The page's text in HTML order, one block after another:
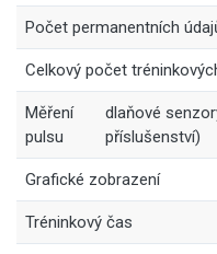
Počet permanentních
Celkový počet
Měření
pulsu
dlaňové
příslušenství)
Grafické zobrazení
Tréninkový čas